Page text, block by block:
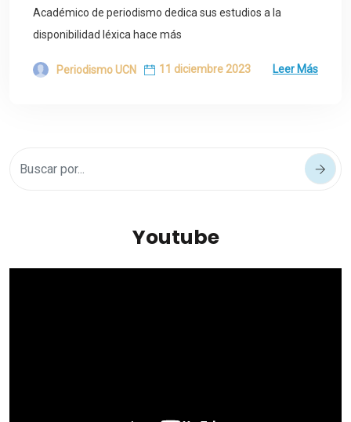
Académico de periodismo dedica sus estudios a la
disponibilidad léxica hace más
Periodismo UCN 11 diciembre 2023 Leer Más
Youtube